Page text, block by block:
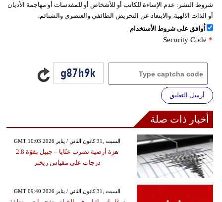
شروط النشر: عدم الإساءة للكاتب أو للأشخاص أو للمقدسات أو مهاجمة الأديان
أو الذات الالهية. والابتعاد عن التحريض الطائفي والعنصري والشتائم.
اُوافق على شروط الأستخدام
Security Code *
أرسل التعليق
أخبار ذات صلة
GMT 10:03 2026 السبت ,31 كانون الثاني / يناير
هزة أرضية تضرب عنّايا – جبيل بقوّة 2.8
درجات على مقياس ريختر
GMT 09:40 2026 السبت ,31 كانون الثاني / يناير